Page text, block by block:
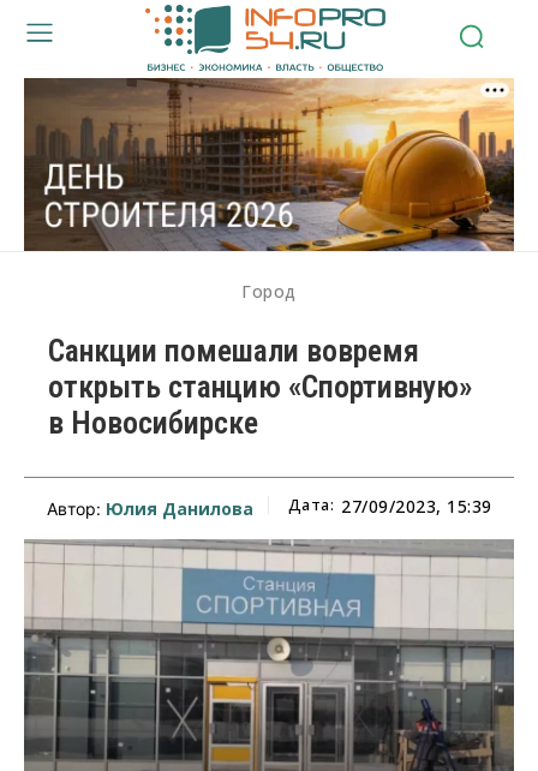
Город
Санкции помешали вовремя
открыть станцию «Спортивную»
в Новосибирске
Автор: Юлия Данилова Дата: 27/09/2023, 15:39